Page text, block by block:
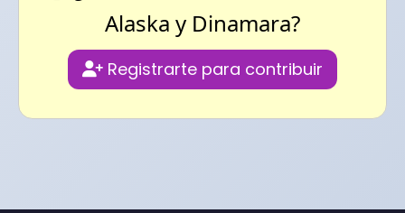
Alaska y Dinamara?
Registrarte para contribuir